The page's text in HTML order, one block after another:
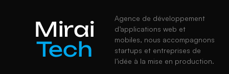
Mirai
Tech
Agence de développement
d’applications web et
mobiles, nous accompagnons
startups et entreprises de
l’idée à la mise en production.